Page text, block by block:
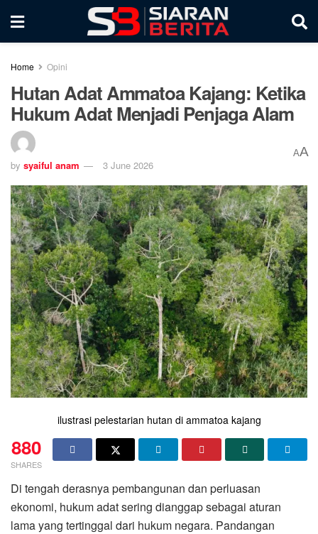
Home Opini
Hutan Adat Ammatoa Kajang: Ketika
Hukum Adat Menjadi Penjaga Alam
by syaiful anam 3 June 2026
AA
ilustrasi pelestarian hutan di ammatoa kajang
880
SHARES
Di tengah derasnya pembangunan dan perluasan
ekonomi, hukum adat sering dianggap sebagai aturan
lama yang tertinggal dari hukum negara. Pandangan